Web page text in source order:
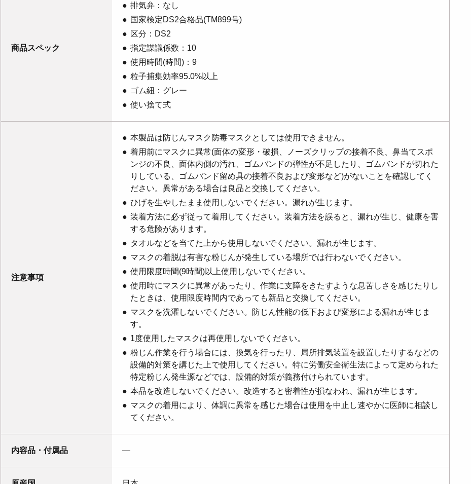
商品スペック
排気弁：なし
国家検定DS2合格品(TM899号)
区分：DS2
指定謀議係数：10
使用時間(時間)：9
粒子捕集効率95.0%以上
ゴム紐：グレー
使い捨て式
注意事項
本製品は防じんマスク防毒マスクとしては使用できません。
着用前にマスクに異常(面体の変形・破損、ノーズクリップの接着不良、鼻当てスポ
ンジの不良、面体内側の汚れ、ゴムバンドの弾性が不足したり、ゴムバンドが切れた
りしている、ゴムバンド留め具の接着不良および変形など)がないことを確認してく
ださい。異常がある場合は良品と交換してください。
ひげを生やしたまま使用しないでください。漏れが生じます。
装着方法に必ず従って着用してください。装着方法を誤ると、漏れが生じ、健康を害
する危険があります。
タオルなどを当てた上から使用しないでください。漏れが生じます。
マスクの着脱は有害な粉じんが発生している場所では行わないでください。
使用限度時間(9時間)以上使用しないでください。
使用時にマスクに異常があったり、作業に支障をきたすような息苦しさを感じたりし
たときは、使用限度時間内であっても新品と交換してください。
マスクを洗濯しないでください。防じん性能の低下および変形による漏れが生じま
す。
1度使用したマスクは再使用しないでください。
粉じん作業を行う場合には、換気を行ったり、局所排気装置を設置したりするなどの
設備的対策を講じた上で使用してください。特に労働安全衛生法によって定められた
特定粉じん発生源などでは、設備的対策が義務付けられています。
本品を改造しないでください。改造すると密着性が損なわれ、漏れが生じます。
マスクの着用により、体調に異常を感じた場合は使用を中止し速やかに医師に相談し
てください。
内容品・付属品 ―